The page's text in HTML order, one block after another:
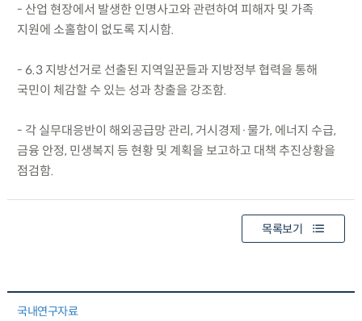
- 산업 현장에서 발생한 인명사고와 관련하여 피해자 및 가족
지원에 소홀함이 없도록 지시함.
- 6.3 지방선거로 선출된 지역일꾼들과 지방정부 협력을 통해
국민이 체감할 수 있는 성과 창출을 강조함.
- 각 실무대응반이 해외공급망 관리, 거시경제·물가, 에너지 수급,
금융 안정, 민생복지 등 현황 및 계획을 보고하고 대책 추진상황을
점검함.
목록보기
국내연구자료